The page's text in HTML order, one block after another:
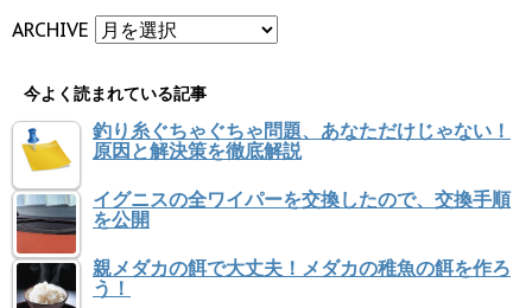
ARCHIVE
今よく読まれている記事
釣り糸ぐちゃぐちゃ問題、あなただけじゃない！
原因と解決策を徹底解説
イグニスの全ワイパーを交換したので、交換手順
を公開
親メダカの餌で大丈夫！メダカの稚魚の餌を作ろ
う！